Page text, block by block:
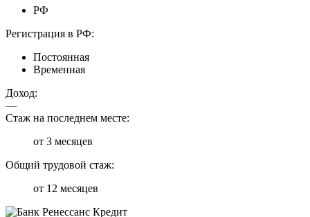
РФ
Регистрация в РФ:
Постоянная
Временная
Доход:
—
Стаж на последнем месте:
от 3 месяцев
Общий трудовой стаж:
от 12 месяцев